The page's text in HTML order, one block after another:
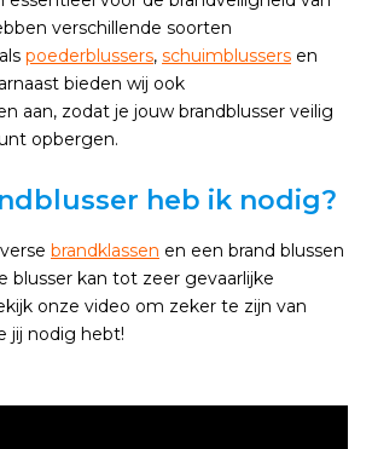
verschillende soorten
poederblussers, schuimblussers en
bieden wij ook
aan, zodat je jouw brandblusser veilig
opbergen.
heb ik nodig?
brandklassen en een brand blussen
blusser kan tot zeer gevaarlijke
onze video om zeker te zijn van
jij nodig hebt!